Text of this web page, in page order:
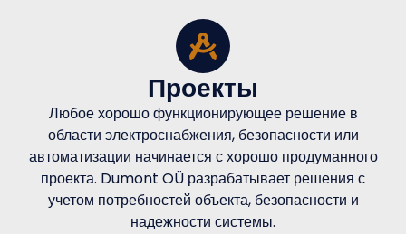
Проекты
Любое хорошо функционирующее решение в
области электроснабжения, безопасности или
автоматизации начинается с хорошо продуманного
проекта. Dumont OÜ разрабатывает решения с
учетом потребностей объекта, безопасности и
надежности системы.